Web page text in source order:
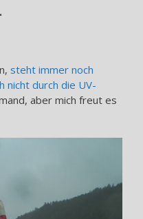
steht immer noch
nicht durch die UV-
aber mich freut es